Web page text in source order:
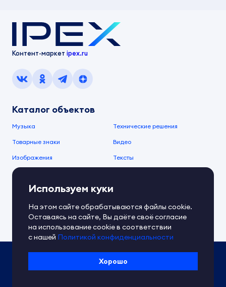
Контент-маркет ipex.ru
Каталог объектов
Музыка Технические решения
Товарные знаки Видео
Изображения Тексты
О компании
О сервисе
Документы IPEX Справочный центр
Контакты Обратная связь
Политика IPEX по обработке ПД
Условия использования платформы
Используем куки
На этом сайте обрабатываются файлы cookie.
Оставаясь на сайте, Вы даёте своё согласие
на использование cookie в соответствии
с нашей Политикой конфиденциальности
Хорошо